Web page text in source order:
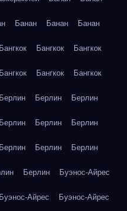
Банан Банан Банан
Бангкок Бангкок Бангкок
Бангкок Бангкок Бангкок
Берлин Берлин Берлин
Берлин Берлин Берлин
Берлин Берлин Берлин
Берлин Буэнос-Айрес
Буэнос-Айрес Буэнос-Айрес